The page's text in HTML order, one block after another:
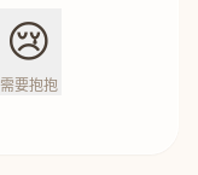
😢
需要抱抱